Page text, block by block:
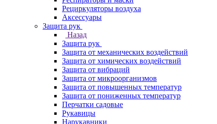
Рециркуляторы воздуха
Аксессуары
Защита рук
Назад
Защита рук
Защита от механических воздействий
Защита от химических воздействий
Защита от вибраций
Защита от микроорганизмов
Защита от повышенных температур
Защита от пониженных температур
Перчатки садовые
Рукавицы
Нарукавники